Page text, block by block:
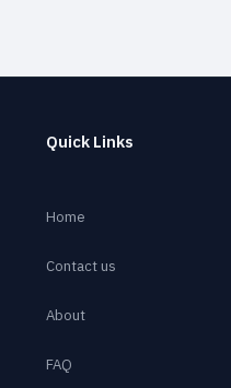
Quick Links
Home
Contact us
About
FAQ